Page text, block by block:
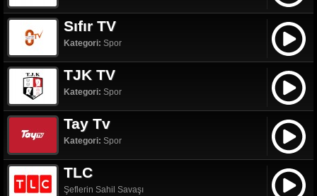
Sıfır TV
Kategori: Spor
TJK TV
Kategori: Spor
Tay Tv
Kategori: Spor
TLC
Şeflerin Sahil Savaşı